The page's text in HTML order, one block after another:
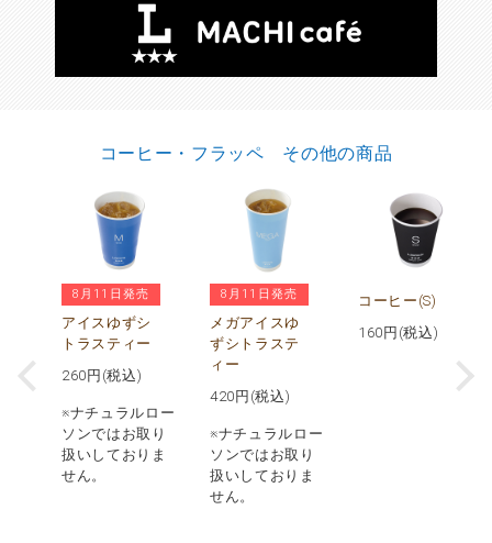
コーヒー・フラッペ その他の商品
8月11日発売
アイスゆずシ
トラスティー
260 円(税込)
※ナチュラルロー
ソンではお取り
扱いしておりま
せん。
8月11日発売
メガアイスゆ
ずシトラステ
ィー
420 円(税込)
※ナチュラルロー
ソンではお取り
扱いしておりま
せん。
コーヒー(S)
160 円(税込)